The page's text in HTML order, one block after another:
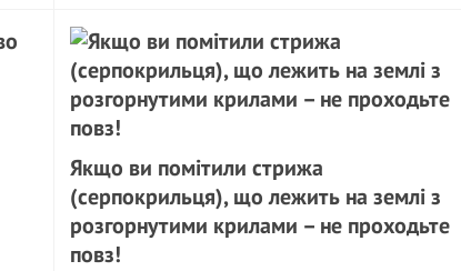
Якщо ви помітили стрижа
(серпокрильця), що лежить на землі з
розгорнутими крилами – не проходьте
повз!